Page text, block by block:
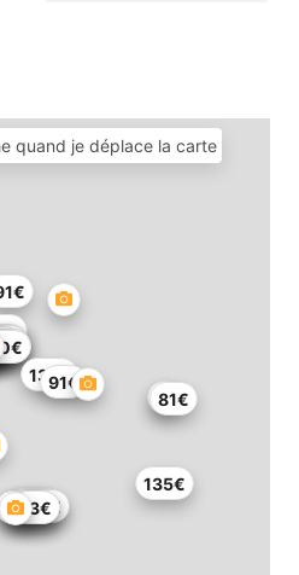
91€
137€
135€
188€
84€
115€
105€
63€
81€
quand je déplace la carte